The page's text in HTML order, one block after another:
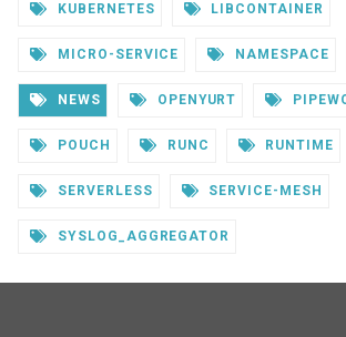
KUBERNETES LIBCONTAINER
MICRO-SERVICE NAMESPACE
NEWS OPENYURT
POUCH RUNC RUNTIME
SERVERLESS SERVICE-MESH
SYSLOG_AGGREGATOR